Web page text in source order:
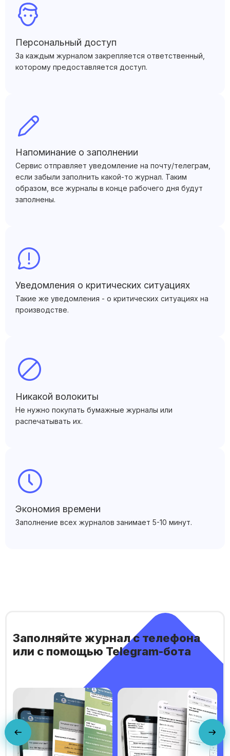
Персональный доступ
За каждым журналом закрепляется ответственный,
которому предоставляется доступ.
Напоминание о заполнении
Сервис отправляет уведомление на почту/телеграм,
если забыли заполнить какой-то журнал. Таким
образом, все журналы в конце рабочего дня будут
заполнены.
Уведомления о критических ситуациях
Такие же уведомления - о критических ситуациях на
производстве.
Никакой волокиты
Не нужно покупать бумажные журналы или
распечатывать их.
Экономия времени
Заполнение всех журналов занимает 5-10 минут.
Заполняйте журнал с телефона
или с помощью Telegram-бота